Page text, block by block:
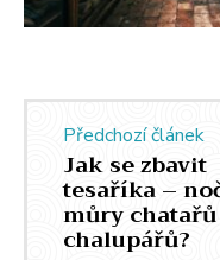
Předchozí článek
Jak se zbavit
tesaříka –
můry
chalupářů?